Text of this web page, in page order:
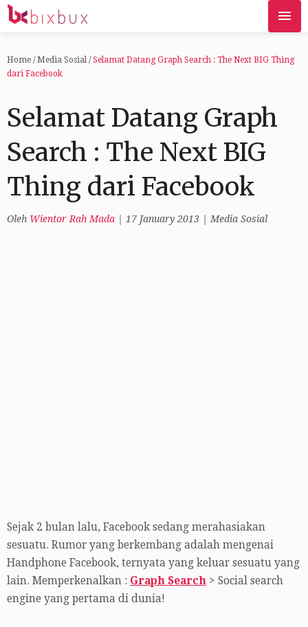
Home / Media Sosial / Selamat Datang Graph Search : The Next BIG Thing
dari Facebook
Selamat Datang Graph
Search : The Next BIG
Thing dari Facebook
Oleh Wientor Rah Mada 17 January 2013 Media Sosial
Sejak 2 bulan lalu, Facebook sedang merahasiakan
sesuatu. Rumor yang berkembang adalah mengenai
Handphone Facebook, ternyata yang keluar sesuatu yang
lain. Memperkenalkan : Graph Search > Social search
engine yang pertama di dunia!